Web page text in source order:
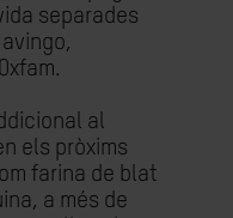
separades
al
els pròxims
farina de blat
a més de